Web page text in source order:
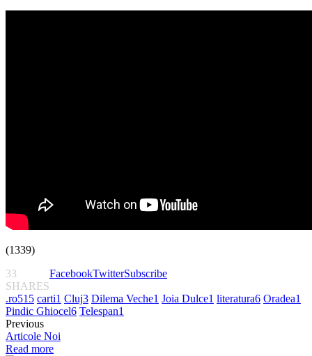
(1339)
33
SHARES
FacebookTwitterSubscribe
.ro515 carti1 Cluj3 Dilema Veche1 Joia Dulce1 literatura6 Oradea1
Pindic Ghiocel6 Telespan1
Previous
Articole Noi
Read more